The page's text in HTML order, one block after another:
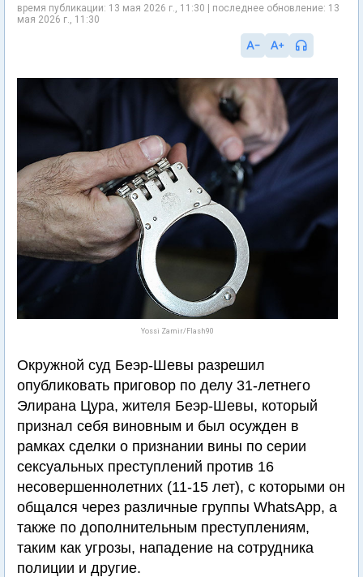
время публикации: 13 мая 2026 г., 11:30 | последнее обновление: 13
мая 2026 г., 11:30
Yossi Zamir/Flash90
Окружной суд Беэр-Шевы разрешил
опубликовать приговор по делу 31-летнего
Элирана Цура, жителя Беэр-Шевы, который
признал себя виновным и был осужден в
рамках сделки о признании вины по серии
сексуальных преступлений против 16
несовершеннолетних (11-15 лет), с которыми он
общался через различные группы WhatsApp, а
также по дополнительным преступлениям,
таким как угрозы, нападение на сотрудника
полиции и другие.